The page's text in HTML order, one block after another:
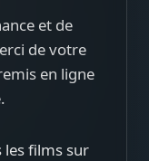
et de
de votre
en ligne
les films sur